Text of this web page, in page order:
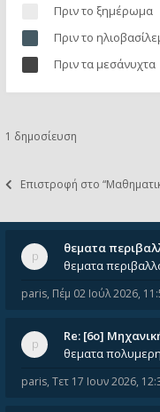
Πριν το ξημέρωμα
Πριν το
Πριν τα μεσάνυχτα
1 δημοσίευση
Επιστροφή στο
θεματα
paris, Πέμ 02 Ιούλ 2026,
Re: [6o]
θεματα πολυμερη
paris, Τετ 17 Ιουν 2026,